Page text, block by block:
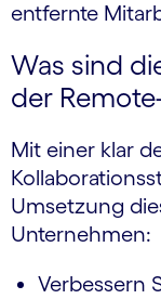
entfernte
Was sind
der
Mit einer klar
Umsetzung
Unternehmen:
Verbessern